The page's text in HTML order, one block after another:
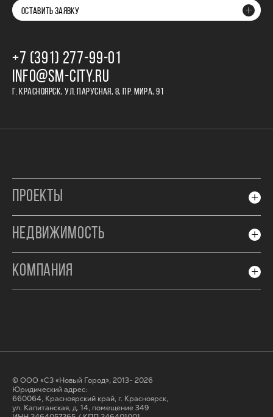
ОСТАВИТЬ ЗАЯВКУ
+7 (391) 277‒99‒01
INFO@SM-CITY.RU
Г. КРАСНОЯРСК, УЛ. ПАРУСНАЯ, 8, ПР. МИРА, 91
ПРОЕКТЫ
НЕДВИЖИМОСТЬ
КОМПАНИЯ
© ООО «СЗ «Новый Город», 2013- 2026
Юридический адрес:
660064, Красноярский край, г. Красноярск,
ул. Капитанская, д. 14, помещение 349